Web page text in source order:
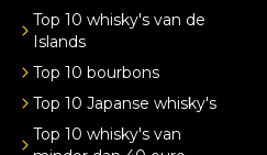
Top 10 whisky's van de
Islands
Top 10 bourbons
Top 10 Japanse whisky's
Top 10 whisky's van